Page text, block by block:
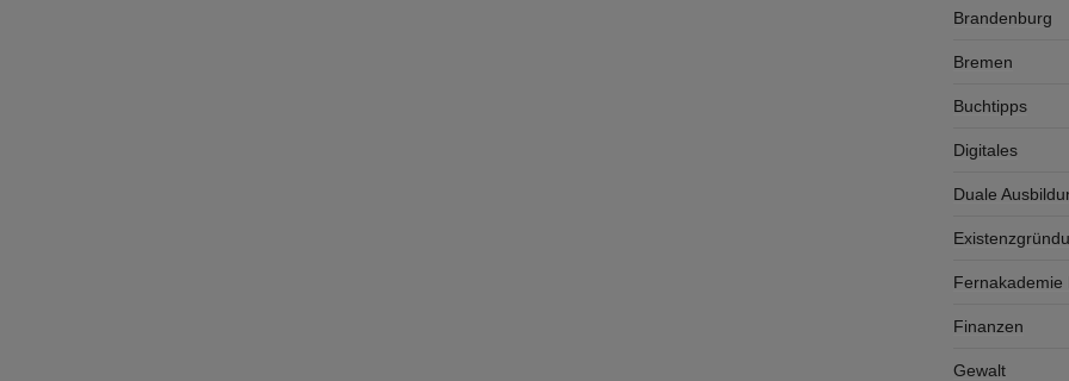
Brandenburg
Bremen
Buchtipps
Digitales
Duale
Fernakademie
Finanzen
Gewalt